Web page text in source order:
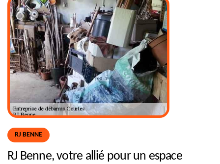
RJ BENNE
RJ Benne, votre allié pour un espace